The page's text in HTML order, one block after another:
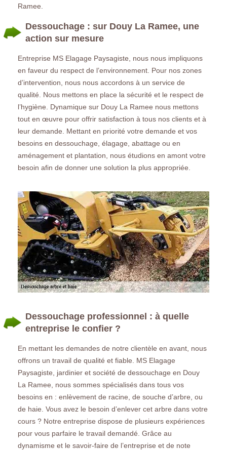
Ramee.
Dessouchage : sur Douy La Ramee, une
action sur mesure
Entreprise MS Elagage Paysagiste, nous nous impliquons
en faveur du respect de l’environnement. Pour nos zones
d’intervention, nous nous accordons à un service de
qualité. Nous mettons en place la sécurité et le respect de
l’hygiène. Dynamique sur Douy La Ramee nous mettons
tout en œuvre pour offrir satisfaction à tous nos clients et à
leur demande. Mettant en priorité votre demande et vos
besoins en dessouchage, élagage, abattage ou en
aménagement et plantation, nous étudions en amont votre
besoin afin de donner une solution la plus appropriée.
Dessouchage professionnel : à quelle
entreprise le confier ?
En mettant les demandes de notre clientèle en avant, nous
offrons un travail de qualité et fiable. MS Elagage
Paysagiste, jardinier et société de dessouchage en Douy
La Ramee, nous sommes spécialisés dans tous vos
besoins en : enlèvement de racine, de souche d’arbre, ou
de haie. Vous avez le besoin d’enlever cet arbre dans votre
cours ? Notre entreprise dispose de plusieurs expériences
pour vous parfaire le travail demandé. Grâce au
dynamisme et le savoir-faire de l’entreprise et de note